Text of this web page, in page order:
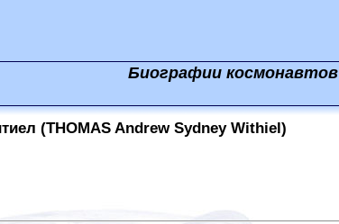
Биографии космонавтов
(THOMAS Andrew Sydney Withiel)